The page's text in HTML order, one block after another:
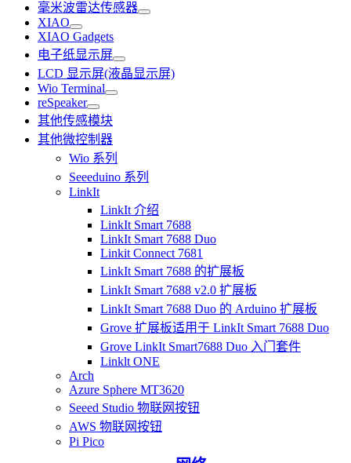
毫米波雷达传感器
XIAO
XIAO Gadgets
电子纸显示屏
LCD 显示屏(液晶显示屏)
Wio Terminal
reSpeaker
其他传感模块
其他微控制器
Wio 系列
Seeeduino 系列
LinkIt
LinkIt 介绍
LinkIt Smart 7688
LinkIt Smart 7688 Duo
Linkit Connect 7681
LinkIt Smart 7688 的扩展板
LinkIt Smart 7688 v2.0 扩展板
LinkIt Smart 7688 Duo 的 Arduino 扩展板
Grove 扩展板适用于 LinkIt Smart 7688 Duo
Grove LinkIt Smart7688 Duo 入门套件
Linklt ONE
Arch
Azure Sphere MT3620
Seeed Studio 物联网按钮
AWS 物联网按钮
Pi Pico